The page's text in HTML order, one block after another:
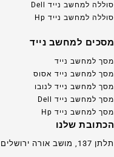
סוללה למחשב נייד Dell
סוללה למחשב נייד Hp
מסכים למחשב נייד
מסך למחשב נייד
מסך למחשב נייד אסוס
מסך למחשב נייד לנובו
מסך למחשב נייד Dell
מסך למחשב נייד Hp
הכתובת שלנו
תלתן 137, מושב אורה ירושלים